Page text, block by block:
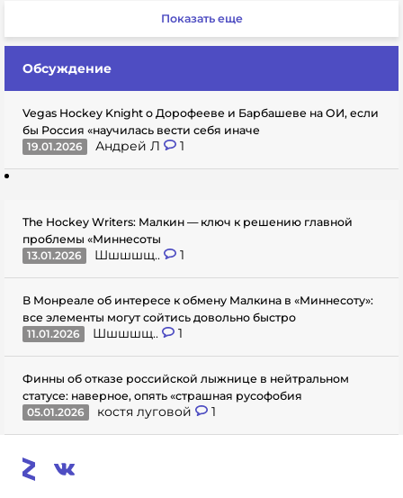
Показать еще
Обсуждение
Vegas Hockey Knight о Дорофееве и Барбашеве на ОИ, если
бы Россия «научилась вести себя иначе
19.01.2026
Андрей Л 1
The Hockey Writers: Малкин — ключ к решению главной
проблемы «Миннесоты
13.01.2026
Шшшшщ.. 1
В Монреале об интересе к обмену Малкина в «Миннесоту»:
все элементы могут сойтись довольно быстро
11.01.2026
Шшшшщ.. 1
Финны об отказе российской лыжнице в нейтральном
статусе: наверное, опять «страшная русофобия
05.01.2026
костя луговой 1